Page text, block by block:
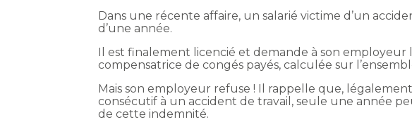
Dans une récente affaire, un salarié victime d’un
d’une année.
Il est finalement licencié et demande à son
compensatrice de congés payés, calculée sur
Mais son employeur refuse ! Il rappelle que,
consécutif à un accident de travail, seule une année
de cette indemnité.